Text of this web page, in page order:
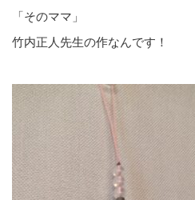
「そのママ」
竹内正人先生の作なんです！